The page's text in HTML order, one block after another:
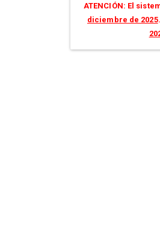
ATENCIÓN: El
diciembre de 2025